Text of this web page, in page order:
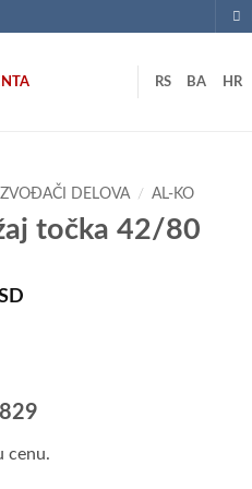
RS BA HR
DELOVA / AL-KO
točka 42/80
cenu.